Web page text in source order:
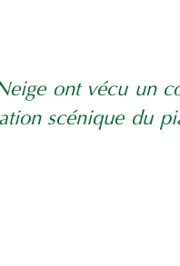
ont vécu un
scénique du